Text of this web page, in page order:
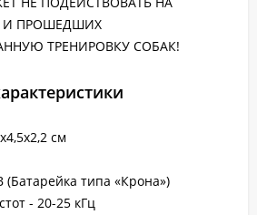
И ПРОШЕДШИХ
ТРЕНИРОВКУ СОБАК!
см
(Батарейка типа «Крона»)
- 20-25 кГц